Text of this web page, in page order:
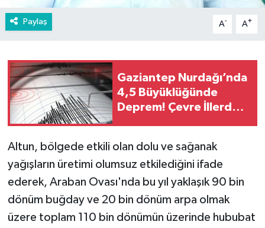
Paylaş A- A+
Gaziantep Nurdağı’nda
4,5 Büyüklüğünde
Deprem! Çevre İllerde
Altun, bölgede etkili olan dolu ve sağanak
yağışların üretimi olumsuz etkilediğini ifade
ederek, Araban Ovası'nda bu yıl yaklaşık 90 bin
dönüm buğday ve 20 bin dönüm arpa olmak
üzere toplam 110 bin dönümün üzerinde hububat